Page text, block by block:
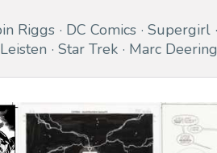
Riggs DC Comics Supergirl
Star Trek Marc Deering